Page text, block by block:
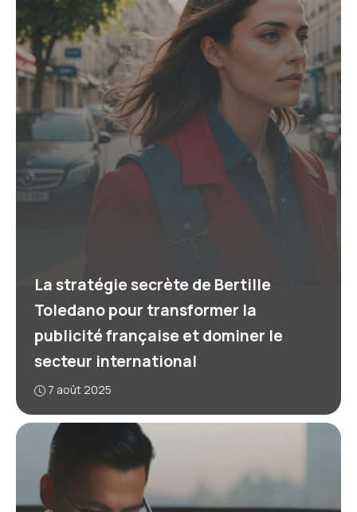
La stratégie secrète de Bertille
Toledano pour transformer la
publicité française et dominer le
secteur international
7 août 2025